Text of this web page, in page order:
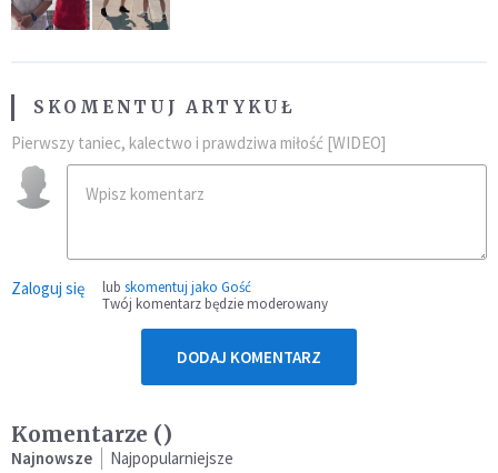
SKOMENTUJ ARTYKUŁ
Pierwszy taniec, kalectwo i prawdziwa miłość [WIDEO]
Zaloguj się lub skomentuj jako Gość
Twój komentarz będzie moderowany
DODAJ KOMENTARZ
Komentarze ()
Najnowsze Najpopularniejsze